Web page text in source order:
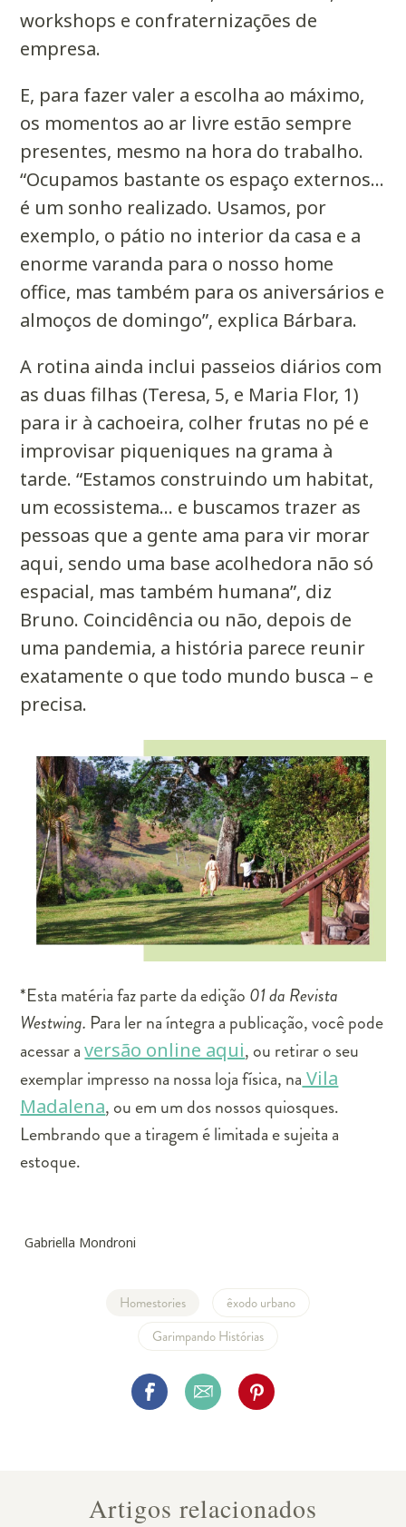
workshops e confraternizações de
empresa.
E, para fazer valer a escolha ao máximo,
os momentos ao ar livre estão sempre
presentes, mesmo na hora do trabalho.
“Ocupamos bastante os espaço externos…
é um sonho realizado. Usamos, por
exemplo, o pátio no interior da casa e a
enorme varanda para o nosso home
office, mas também para os aniversários e
almoços de domingo”, explica Bárbara.
A rotina ainda inclui passeios diários com
as duas filhas (Teresa, 5, e Maria Flor, 1)
para ir à cachoeira, colher frutas no pé e
improvisar piqueniques na grama à
tarde. “Estamos construindo um habitat,
um ecossistema… e buscamos trazer as
pessoas que a gente ama para vir morar
aqui, sendo uma base acolhedora não só
espacial, mas também humana”, diz
Bruno. Coincidência ou não, depois de
uma pandemia, a história parece reunir
exatamente o que todo mundo busca – e
precisa.
*Esta matéria faz parte da edição 01 da Revista
Westwing. Para ler na íntegra a publicação, você pode
acessar aversão online aqui, ou retirar o seu
exemplar impresso na nossa loja física, naVila
Madalena, ou em um dos nossos quiosques.
Lembrando que a tiragem é limitada e sujeita a
estoque.
Gabriella Mondroni
Homestories
êxodo urbano
Garimpando Histórias
Artigos relacionados